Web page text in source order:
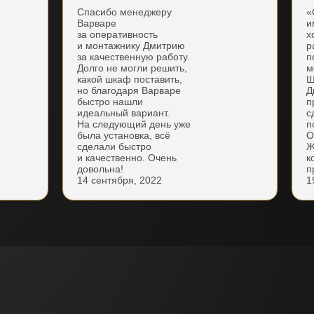
Спасибо менеджеру
Варваре
за оперативность
и монтажнику Дмитрию
за качественную работу.
Долго не могли решить,
какой шкаф поставить,
но благодаря Варваре
быстро нашли
идеальный вариант.
На следующий день уже
была установка, всё
сделали быстро
и качественно. Очень
довольна!
14 сентября, 2022